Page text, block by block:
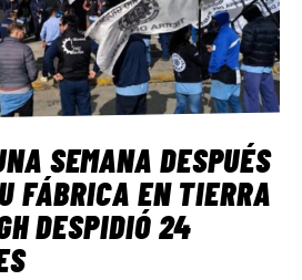
SEMANA DESPUÉS
FÁBRICA EN TIERRA
DESPIDIÓ 24